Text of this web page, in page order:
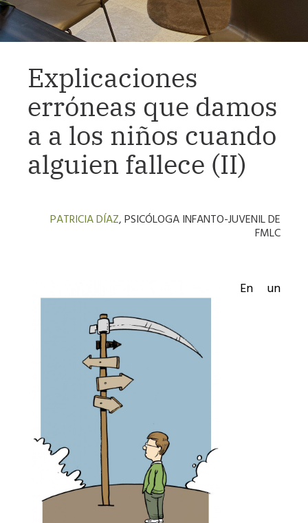
Explicaciones
erróneas que damos
a a los niños cuando
alguien fallece (II)
PATRICIA DÍAZ, PSICÓLOGA INFANTO-JUVENIL DE
FMLC
En un